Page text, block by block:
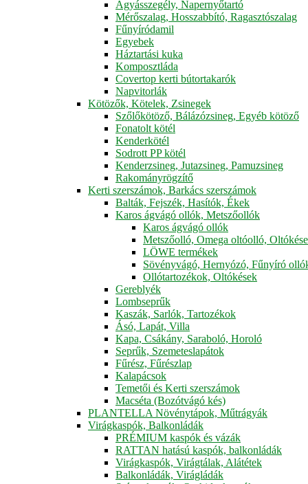
Ágyásszegély, Napernyőtartó
Mérőszalag, Hosszabbító, Ragasztószalag
Fűnyíródamil
Egyebek
Háztartási kuka
Komposztláda
Covertop kerti bútortakarók
Napvitorlák
Kötözők, Kötelek, Zsinegek
Szőlőkötöző, Bálázózsineg, Egyéb kötöző
Fonatolt kötél
Kenderkötél
Sodrott PP kötél
Kenderzsineg, Jutazsineg, Pamuzsineg
Rakományrögzítő
Kerti szerszámok, Barkács szerszámok
Balták, Fejszék, Hasítók, Ékek
Karos ágvágó ollók, Metszőollók
Karos ágvágó ollók
Metszőolló, Omega oltóolló,
LÖWE termékek
Sövényvágó, Hernyózó, Fűnyíró
Ollótartozékok, Oltókések
Gereblyék
Lombseprűk
Kaszák, Sarlók, Tartozékok
Ásó, Lapát, Villa
Kapa, Csákány, Saraboló, Horoló
Seprűk, Szemeteslapátok
Fűrész, Fűrészlap
Kalapácsok
Temetői és Kerti szerszámok
Macséta (Bozótvágó kés)
PLANTELLA Növénytápok, Műtrágyák
Virágkaspók, Balkonládák
PRÉMIUM kaspók és vázák
RATTAN hatású kaspók, balkonládák
Virágkaspók, Virágtálak, Alátétek
Balkonládák, Virágládák